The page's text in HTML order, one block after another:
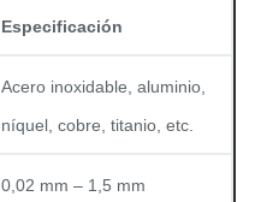
Especificación
Acero inoxidable, aluminio,
níquel, cobre, titanio, etc.
0,02 mm – 1,5 mm